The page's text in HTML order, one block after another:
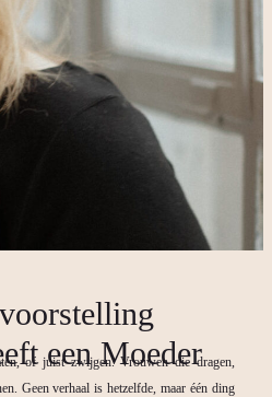
een Moeder
of juist zwijgen. Vrouwen die dragen,
Geen verhaal is hetzelfde, maar één ding